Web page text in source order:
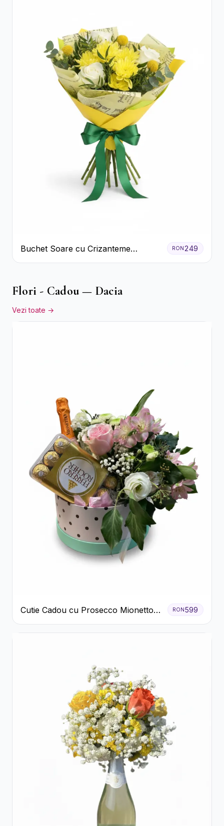
Buchet Soare cu Crizanteme
Galbene și Trandafiri Albi
RON 249
Flori - Cadou — Dacia
Vezi toate →
Cutie Cadou cu Prosecco Mionetto
Ferrero Rocher și Flori Pastelate
RON 599